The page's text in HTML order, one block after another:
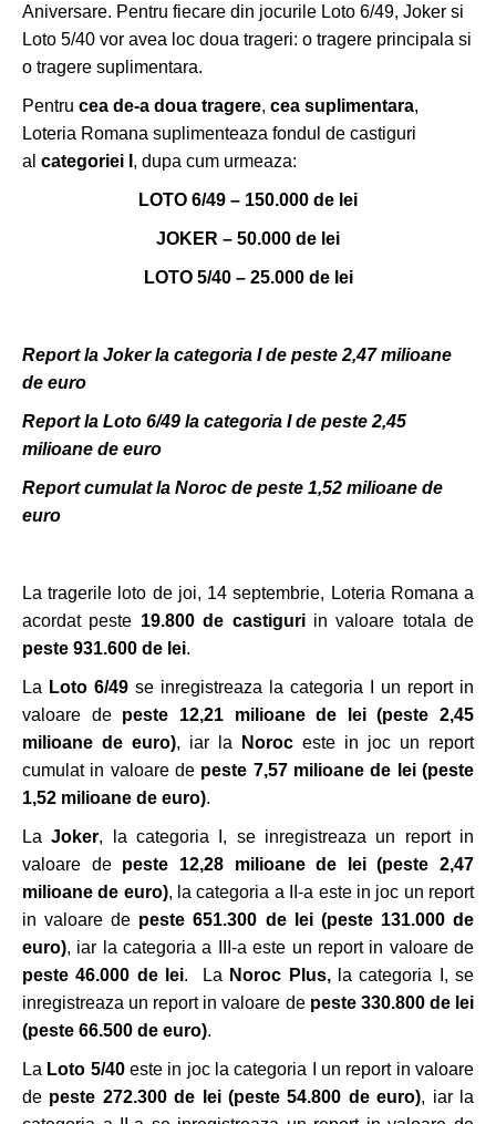
Aniversare. Pentru fiecare din jocurile Loto 6/49, Joker si
Loto 5/40 vor avea loc doua trageri: o tragere principala si
o tragere suplimentara.
Pentru cea de-a doua tragere, cea suplimentara,
Loteria Romana suplimenteaza fondul de castiguri
al categoriei I , dupa cum urmeaza:
LOTO 6/49 – 150.000 de lei
JOKER – 50.000 de lei
LOTO 5/40 – 25.000 de lei
Report la Joker la categoria I de peste 2,47 milioane
de euro
Report la Loto 6/49 la categoria I de peste 2,45
milioane de euro
Report cumulat la Noroc de peste 1,52 milioane de
euro
La tragerile loto de joi, 14 septembrie, Loteria Romana a
acordat peste 19.800 de castiguriin valoare totala de
peste 931.600 de lei.
La Loto 6/49 se inregistreaza la categoria I un report in
valoare de peste 12,21 milioane de lei (peste 2,45
milioane de euro), iar la Noroc este in joc un report
cumulat in valoare de peste 7,57 milioane de lei (peste
1,52 milioane de euro).
LaJoker, la categoria I, se inregistreaza un report in
valoare de peste 12,28 milioane de lei (peste 2,47
milioane de euro), la categoria a II-a este in joc un report
in valoare de peste 651.300 de lei (peste 131.000 de
euro), iar la categoria a III-a este un report in valoare de
peste 46.000 de lei. La Noroc Plus, la categoria I, se
inregistreaza un report in valoare de peste 330.800 de lei
(peste 66.500 de euro).
La Loto 5/40este in joc la categoria I un report in valoare
de peste 272.300 de lei (peste 54.800 de euro), iar la